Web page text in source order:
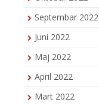
Septembar 2022
Juni 2022
Maj 2022
April 2022
Mart 2022